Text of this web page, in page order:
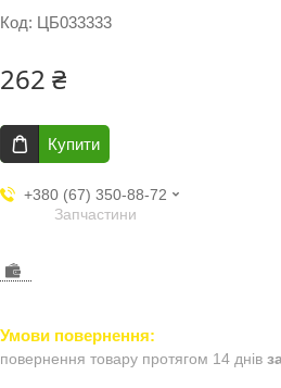
Код: ЦБ033333
262 ₴
Купити
+380 (67) 350-88-72
Запчастини
повернення товару протягом 14 днів